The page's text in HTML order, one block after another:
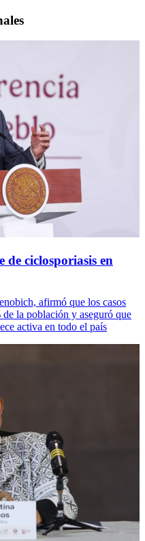
de ciclosporiasis en
afirmó que los casos
la población y aseguró que
activa en todo el país